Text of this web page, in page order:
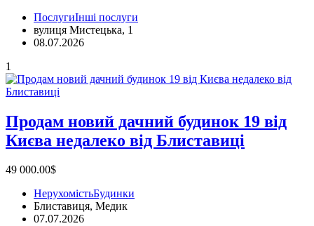
ПослугиІнші послуги
вулиця Мистецька, 1
08.07.2026
1
Продам новий дачний будинок 19 від
Києва недалеко від Блиставиці
49 000.00$
НерухомістьБудинки
Блиставиця, Медик
07.07.2026